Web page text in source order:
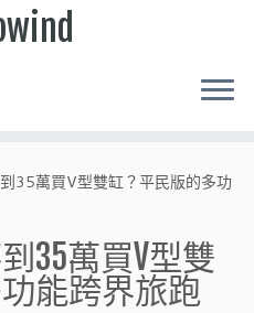
到35萬買V型雙缸？平民版的多功
35萬買V型雙
能跨界旅跑